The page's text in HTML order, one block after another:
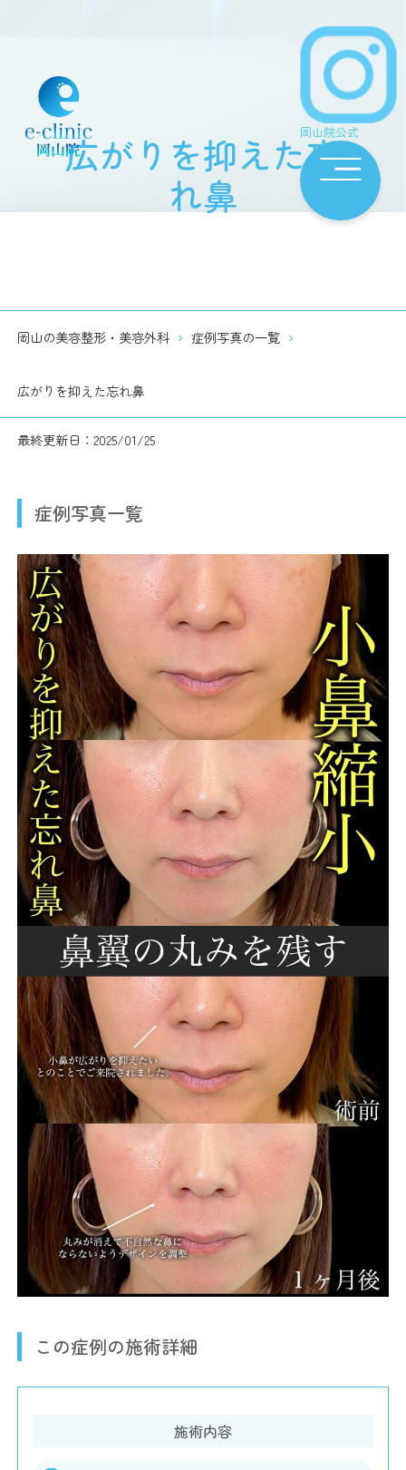
岡山院公式
広がりを抑えた忘
れ鼻
岡山の美容整形・美容外科 症例写真の一覧
広がりを抑えた忘れ鼻
最終更新日：2025/01/25
症例写真一覧
この症例の施術詳細
施術内容